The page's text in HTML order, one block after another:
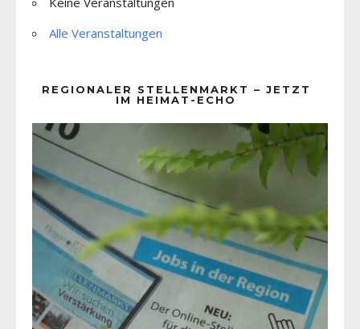
Alle Veranstaltungen
REGIONALER STELLENMARKT – JETZT
IM HEIMAT-ECHO
Player